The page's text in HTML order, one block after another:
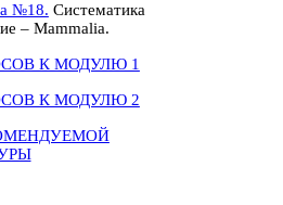
№18. Систематика
– Mammalia.
К МОДУЛЮ 1
К МОДУЛЮ 2